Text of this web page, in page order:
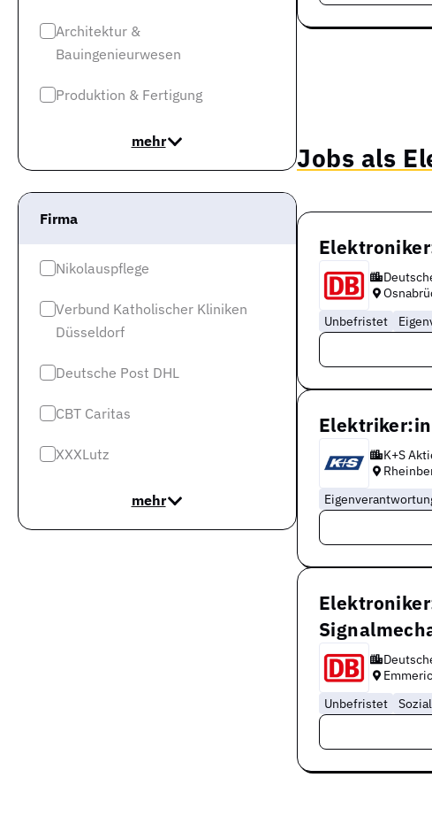
Architektur &
Bauingenieurwesen
Produktion & Fertigung
mehr
Firma
Nikolauspflege
Verbund Katholischer Kliniken
Düsseldorf
Deutsche Post DHL
CBT Caritas
XXXLutz
mehr
Jobs als
Unbefristet
K+S
Unbefristet